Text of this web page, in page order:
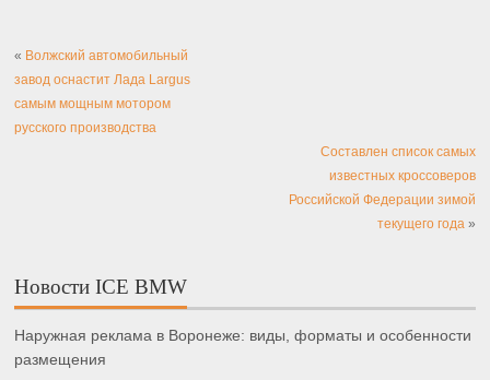
« Волжский автомобильный
завод оснастит Лада Largus
самым мощным мотором
русского производства
Составлен список самых
известных кроссоверов
Российской Федерации зимой
текущего года»
Новости ICE BMW
Наружная реклама в Воронеже: виды, форматы и особенности
размещения